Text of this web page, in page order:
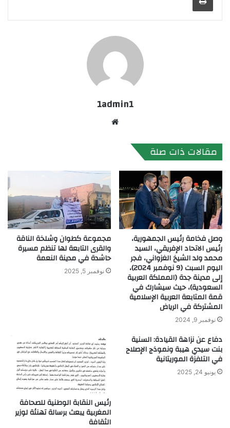
1admin1
مقالات ذات صلة
وصل فخامة رئيس الجمهورية،
رئيس الاتحاد الإفريقي، السيد
محمد ولد الشيخ الغزواني، فجر
اليوم السبت (9 نوفمبر 2024)،
إلى مدينة جدة (المملكة العربية
السعودية)، حيث سيشارك في
قمة المتابعة العربية الإسلامية
المشتركة في الرياض
نوفمبر 9, 2024
مجموعة كطوان وشلخة الناقة
والقرى التابعة لها تنظم مسيرة
حاشدة في مدينة النعمة
نوفمبر 5, 2025
دفاع عن نزاهة القيادة: السنية
بنت سيدي هيبة ونموذج الإصلاح
في التلفزة الموريتانية
يونيو 24, 2025
رئيس النقابة الوطنية للصحافة
المغربية يبعث برسالة تهنئة لوزير
الثقافة